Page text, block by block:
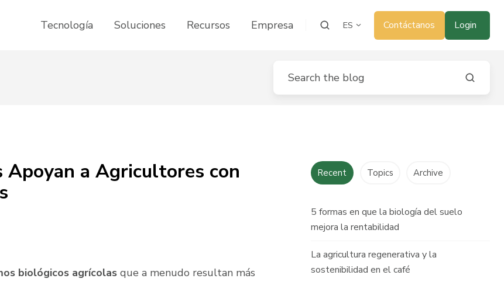
Tecnología Soluciones Recursos Empresa ES Contáctanos Login
Apoyan a Agricultores con
biológicos agrícolasque a menudo resultan más
Recent Topics Archive
5 formas en que la biología del suelo
mejora la rentabilidad
La agricultura regenerativa y la
sostenibilidad en el café